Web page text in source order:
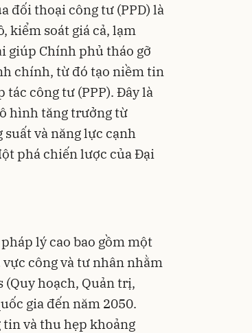
đối thoại công tư (PPD) là
kiểm soát giá cả, lạm
giúp Chính phủ tháo gỡ
chính, từ đó tạo niềm tin
công tư (PPP). Đây là
hình tăng trưởng từ
và năng lực cạnh
phá chiến lược của Đại
lý cao bao gồm một
công và tư nhân nhằm
hoạch, Quản trị,
gia đến năm 2050.
tin và thu hẹp khoảng